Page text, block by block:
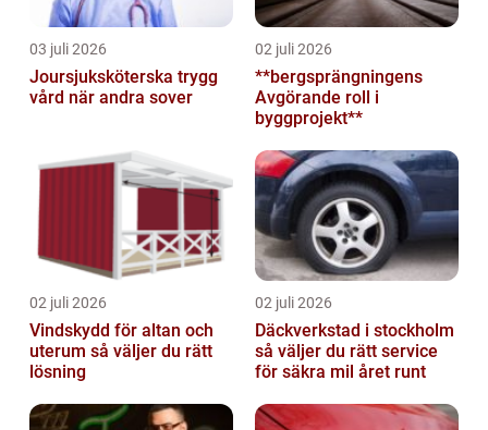
03 juli 2026
Joursjuksköterska trygg
vård när andra sover
02 juli 2026
**bergsprängningens
Avgörande roll i
byggprojekt**
02 juli 2026
Vindskydd för altan och
uterum så väljer du rätt
lösning
02 juli 2026
Däckverkstad i stockholm
så väljer du rätt service
för säkra mil året runt